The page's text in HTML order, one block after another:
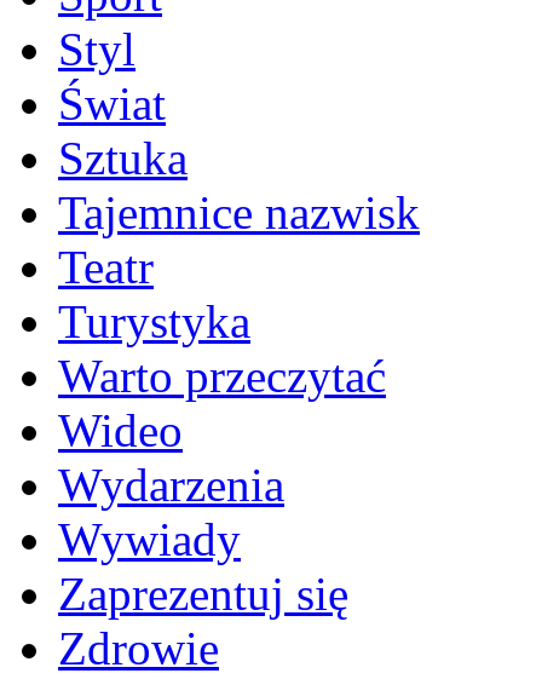
Styl
Świat
Sztuka
Tajemnice nazwisk
Teatr
Turystyka
Warto przeczytać
Wideo
Wydarzenia
Wywiady
Zaprezentuj się
Zdrowie